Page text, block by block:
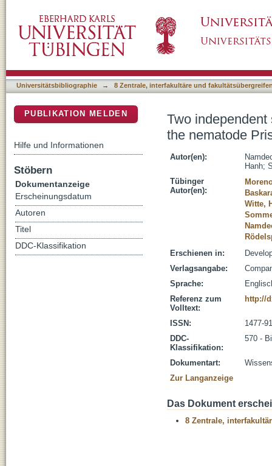
pacificus
Universitätsbibliographie → 8 Zentrale, interfakultäre und
Two
the nematode
Autor(en):
Hanh;
Tübinger
Autor(en):
Witte,
Erschienen in:
Verlagsangabe:
Sprache:
Referenz zum
Volltext:
http://
ISSN:
1477-
DDC-
Klassifikation:
570 -
Dokumentart:
Zur Langanzeige
Das Dokument
8 Zentrale,
PUBLIKATION MELDEN
Hilfe und Informationen
Stöbern
Dokumentanzeige
Erscheinungsdatum
Autoren
Titel
DDC-Klassifikation